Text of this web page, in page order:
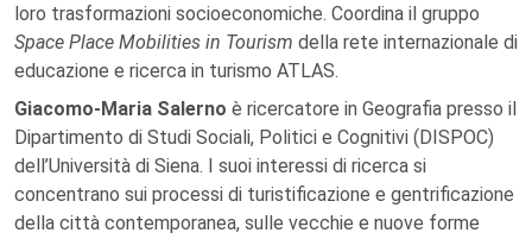
loro trasformazioni socioeconomiche. Coordina il gruppo
Space Place Mobilities in Tourism della rete internazionale di
educazione e ricerca in turismo ATLAS.
Giacomo-Maria Salerno è ricercatore in Geografia presso il
Dipartimento di Studi Sociali, Politici e Cognitivi (DISPOC)
dell’Università di Siena. I suoi interessi di ricerca si
concentrano sui processi di turistificazione e gentrificazione
della città contemporanea, sulle vecchie e nuove forme